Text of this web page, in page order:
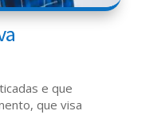
e que
que visa